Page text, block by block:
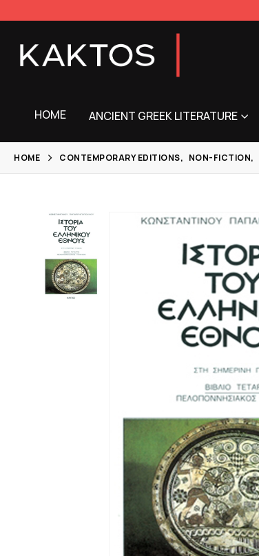
HOME ANCIENT GREEK LITERATURE
HOME CONTEMPORARY EDITIONS, NON-FICTION,